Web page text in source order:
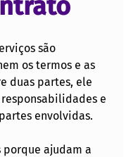
são
os termos e as
duas partes, ele
e
envolvidas.
porque ajudam a